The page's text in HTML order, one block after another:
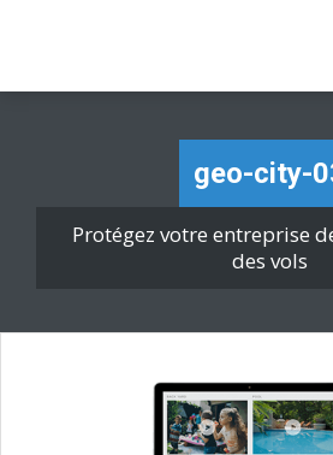
geo-city-
Protégez votre entreprise
des vols